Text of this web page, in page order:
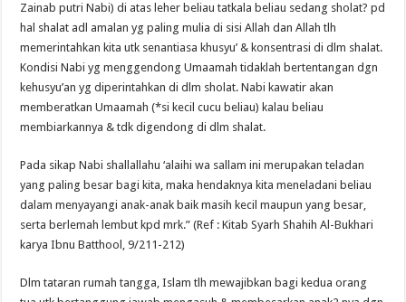
Zainab putri Nabi) di atas leher beliau tatkala beliau sedang sholat? pd
hal shalat adl amalan yg paling mulia di sisi Allah dan Allah tlh
memerintahkan kita utk senantiasa khusyu’ & konsentrasi di dlm shalat.
Kondisi Nabi yg menggendong Umaamah tidaklah bertentangan dgn
kehusyu’an yg diperintahkan di dlm sholat. Nabi kawatir akan
memberatkan Umaamah (*si kecil cucu beliau) kalau beliau
membiarkannya & tdk digendong di dlm shalat.
Pada sikap Nabi shallallahu ‘alaihi wa sallam ini merupakan teladan
yang paling besar bagi kita, maka hendaknya kita meneladani beliau
dalam menyayangi anak-anak baik masih kecil maupun yang besar,
serta berlemah lembut kpd mrk.” (Ref : Kitab Syarh Shahih Al-Bukhari
karya Ibnu Batthool, 9/211-212)
Dlm tataran rumah tangga, Islam tlh mewajibkan bagi kedua orang